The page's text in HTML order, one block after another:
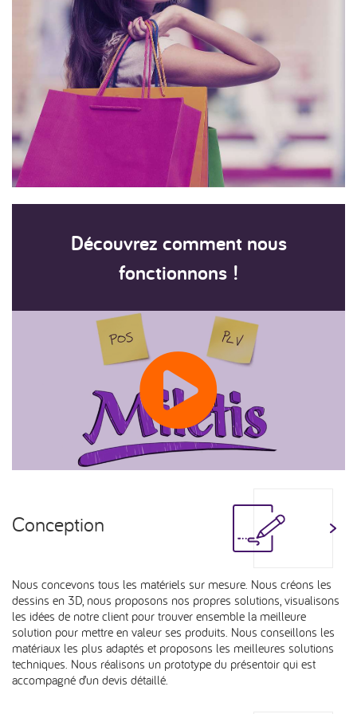
Découvrez comment nous
fonctionnons !
Conception
Nous concevons tous les matériels sur mesure. Nous créons les
dessins en 3D, nous proposons nos propres solutions, visualisons
les idées de notre client pour trouver ensemble la meilleure
solution pour mettre en valeur ses produits. Nous conseillons les
matériaux les plus adaptés et proposons les meilleures solutions
techniques. Nous réalisons un prototype du présentoir qui est
accompagné d’un devis détaillé.